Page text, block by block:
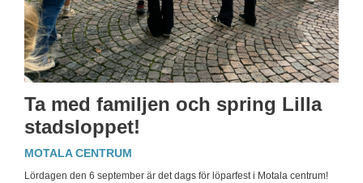
Ta med familjen och spring Lilla
stadsloppet!
MOTALA CENTRUM
Lördagen den 6 september är det dags för löparfest i Motala centrum!